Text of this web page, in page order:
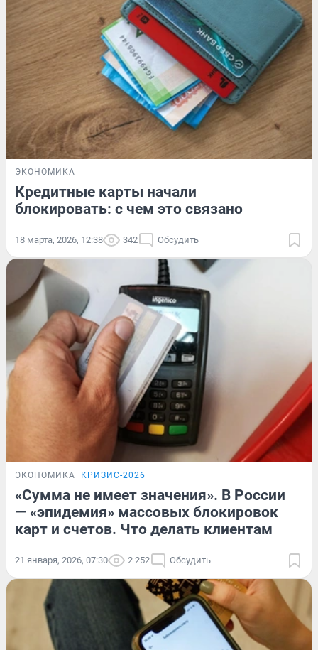
ЭКОНОМИКА
Кредитные карты начали
блокировать: с чем это связано
18 марта, 2026, 12:38 342 Обсудить
ЭКОНОМИКА КРИЗИС-2026
«Сумма не имеет значения». В России
— «эпидемия» массовых блокировок
карт и счетов. Что делать клиентам
21 января, 2026, 07:30 2 252 Обсудить